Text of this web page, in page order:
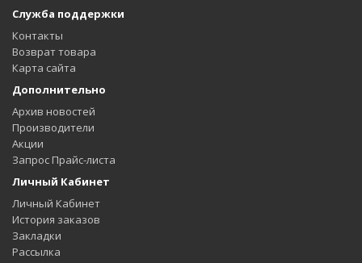
Служба поддержки
Контакты
Возврат товара
Карта сайта
Дополнительно
Архив новостей
Производители
Акции
Запрос Прайс-листа
Личный Кабинет
Личный Кабинет
История заказов
Закладки
Рассылка